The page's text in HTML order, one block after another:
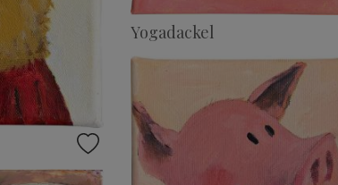
Yogadackel